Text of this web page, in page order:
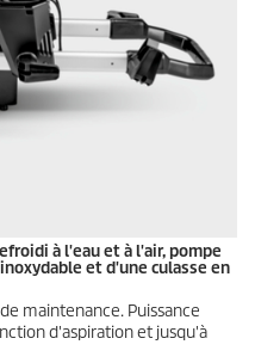
à l'eau et à l'air, pompe
et d'une culasse en
maintenance. Puissance
d'aspiration et jusqu'à